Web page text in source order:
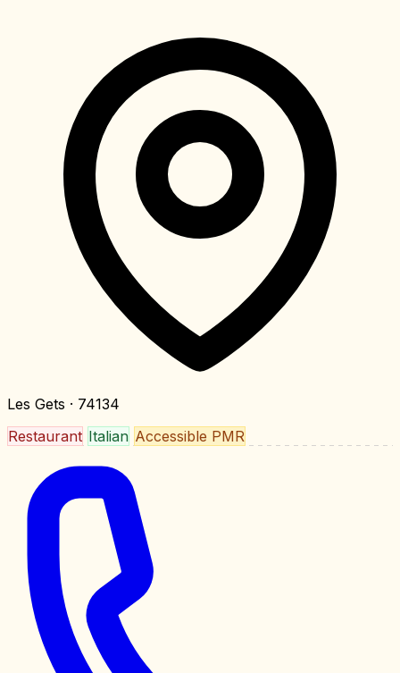
Les Gets · 74134
Restaurant Italian Accessible PMR